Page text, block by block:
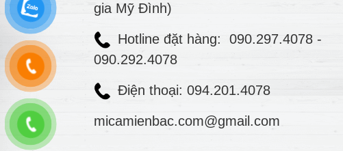
gia Mỹ Đình)
Hotline đặt hàng: 090.297.4078 -
090.292.4078
Điện thoại: 094.201.4078
micamienbac.com@gmail.com